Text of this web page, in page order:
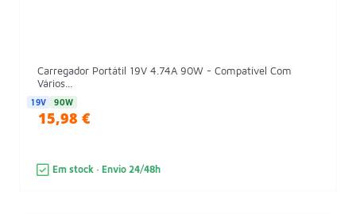
Carregador Portátil 19V 4.74A 90W - Compatível Com
Vários...
19V 90W
15,98 €
Em stock · Envio 24/48h